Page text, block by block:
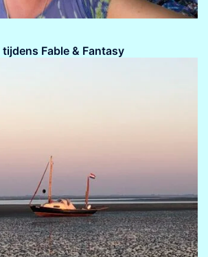
Fable & Fantasy